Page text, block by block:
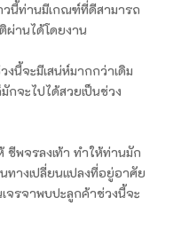
วนี้ท่านมีเกณฑ์ที่ดีสามารถ
ผ่านได้โดยงาน
นี้จะมีเสน่ห์มากกว่าเดิม
กจะไปได้สวยเป็นช่วง
ชีพจรลงเท้า ทำให้ท่านมัก
ทางเปลี่ยนแปลงที่อยู่อาศัย
รจาพบปะลูกค้าช่วงนี้จะ